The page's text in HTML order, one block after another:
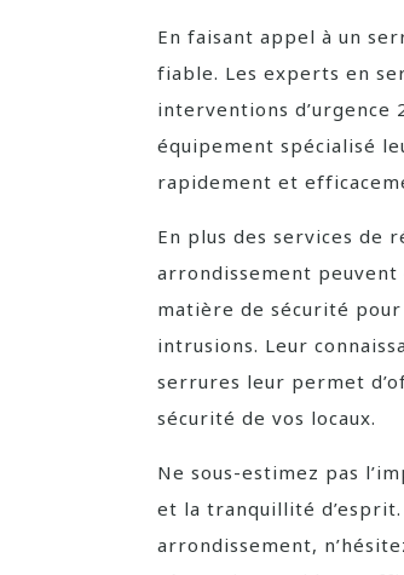
En faisant appel à un
fiable. Les experts en
interventions d’urgence
équipement spécialisé
rapidement et
En plus des services de
arrondissement
matière de sécurité
intrusions. Leur
serrures leur permet
sécurité de vos locaux.
Ne sous-estimez pas
et la tranquillité
arrondissement,